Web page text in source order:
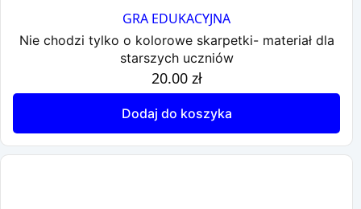
GRA EDUKACYJNA
Nie chodzi tylko o kolorowe skarpetki- materiał dla
starszych uczniów
20.00 zł
Dodaj do koszyka